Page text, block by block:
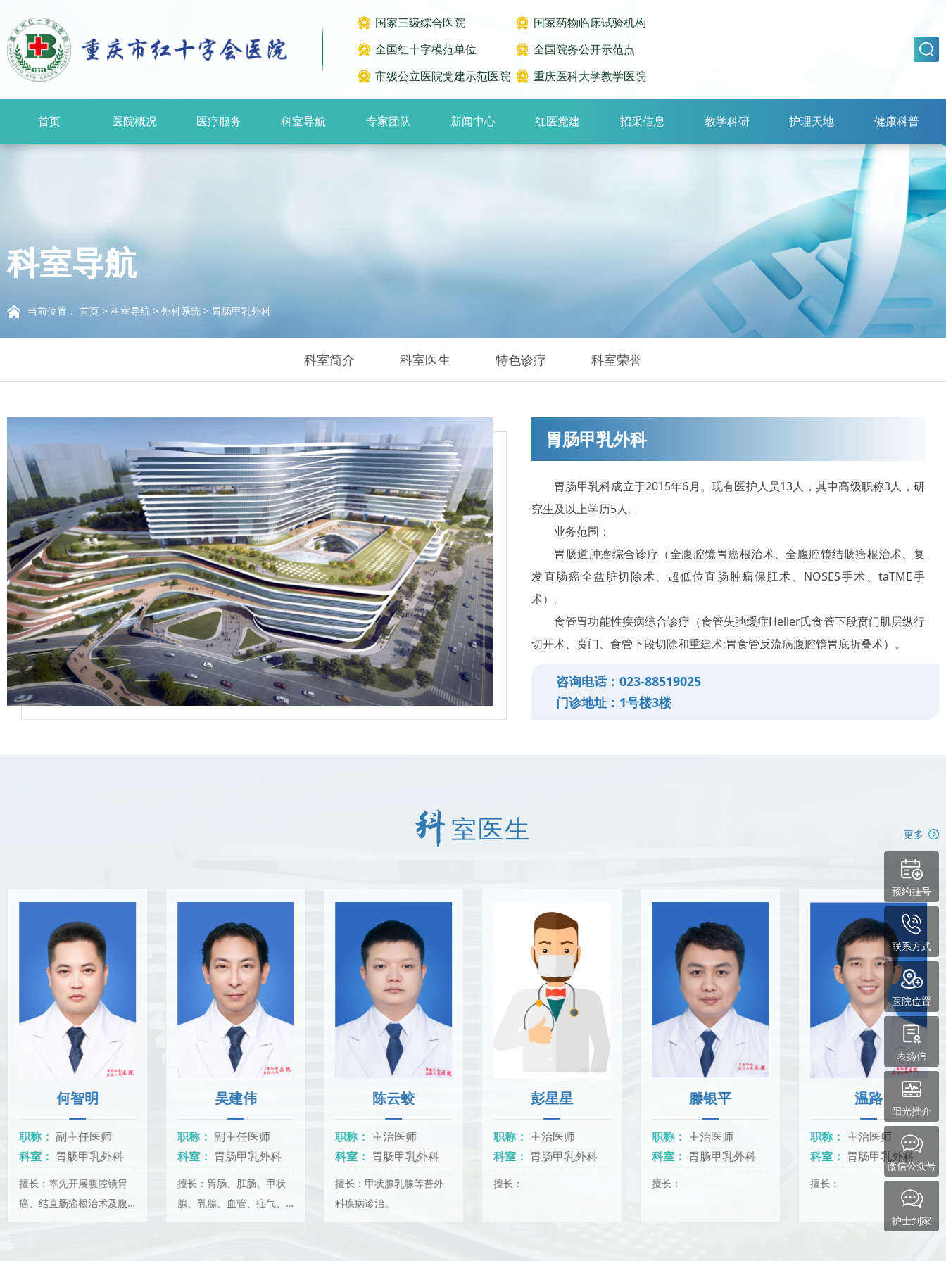
国家三级综合医院
国家药物临床试验机构
全国红十字模范单位
全国院务公开示范点
市级公立医院党建示范医院
重庆医科大学教学医院
首页 医院概况 医疗服务 科室导航 专家团队 新闻中心 红医党建 招采信息 教学科研 护理天地 健康科普
预约挂号
联系方式
医院位置
表扬信
阳光推介
微信公众号
护士到家
科室导航
当前位置： 首页 > 科室导航 > 外科系统 > 胃肠甲乳外科
科室简介 科室医生 特色诊疗 科室荣誉
胃肠甲乳外科
胃肠甲乳科成立于2015年6月。现有医护人员13人，其中高级职称3人，研
究生及以上学历5人。
业务范围：
胃肠道肿瘤综合诊疗（全腹腔镜胃癌根治术、全腹腔镜结肠癌根治术、复
发直肠癌全盆脏切除术、超低位直肠肿瘤保肛术、NOSES手术、taTME手
术）。
食管胃功能性疾病综合诊疗（食管失弛缓症Heller氏食管下段贲门肌层纵行
切开术、贲门、食管下段切除和重建术;胃食管反流病腹腔镜胃底折叠术）。
路手术等）。
疝(成人腹股沟疝、切口疝、腰疝、膈疝、盆底疝、食道裂孔疝等)腹腔镜疝
术）；腹腔镜下消化道穿孔修补术；腹腔镜阑尾切除术。
癌根治术、传统甲状腺癌根治术、甲亢甲状腺大部分切除术、甲状腺肿瘤穿刺
及消融手术）；甲状旁腺功能亢进及肿瘤手术治疗（腔镜甲状旁腺切除术、小
切口甲状旁腺手术、甲状旁腺消融术）；
乳腺良恶性肿瘤范化综合治疗（乳腺癌根治术、乳腺癌保乳手术及术后即
刻重建、 乳腺良性肿瘤乳腺微创旋切术）、乳头乳晕整形术；乳腺假体置入取
出术；乳腺增生、腔镜乳腺发育手术、腋臭手术及化学消融治疗。
咨询电话：023-88519025
门诊地址：1号楼3楼
室医生 更多
何智明
职称： 副主任医师
科室： 胃肠甲乳外科
擅长：率先开展腹腔镜胃
癌、结直肠癌根治术及腹
吴建伟
职称： 副主任医师
科室： 胃肠甲乳外科
擅长：胃肠、肛肠、甲状
腺、乳腺、血管、疝气、
陈云蛟
职称： 主治医师
科室： 胃肠甲乳外科
擅长：甲状腺乳腺等普外
科疾病诊治。
彭星星
职称： 主治医师
科室： 胃肠甲乳外科
擅长：
滕银平
职称： 主治医师
科室： 胃肠甲乳外科
擅长：
温路
职称： 主治医师
科室： 胃肠甲乳外科
擅长：